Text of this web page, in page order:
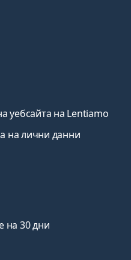
уебсайта на Lentiamo
на лични данни
на 30 дни